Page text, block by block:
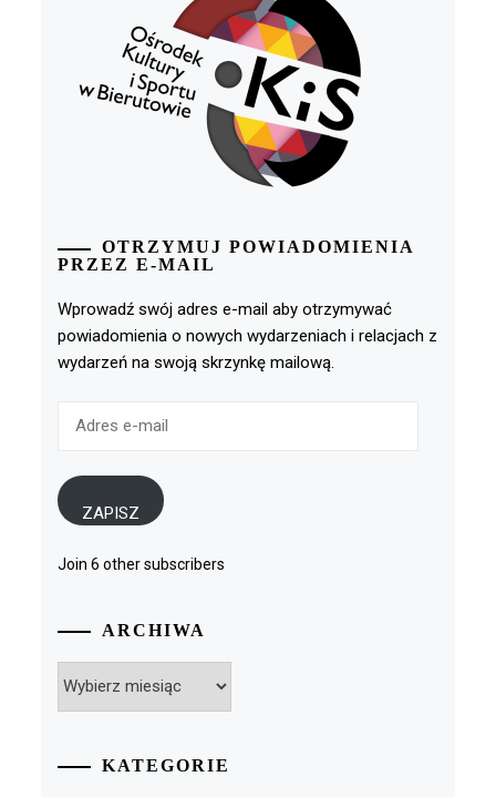
OTRZYMUJ POWIADOMIENIA
PRZEZ E-MAIL
Wprowadź swój adres e-mail aby otrzymywać
powiadomienia o nowych wydarzeniach i relacjach z
wydarzeń na swoją skrzynkę mailową.
ZAPISZ
Join 6 other subscribers
ARCHIWA
KATEGORIE